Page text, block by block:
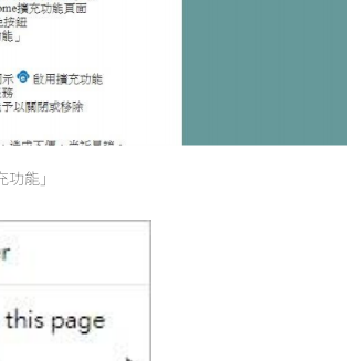
能」